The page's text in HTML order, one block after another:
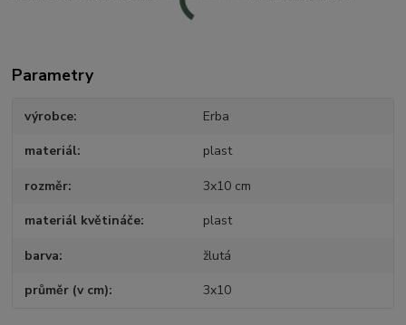
Parametry
výrobce Erba
materiál plast
rozměr 3x10 cm
materiál květináče plast
barva žlutá
průměr (v cm) 3x10